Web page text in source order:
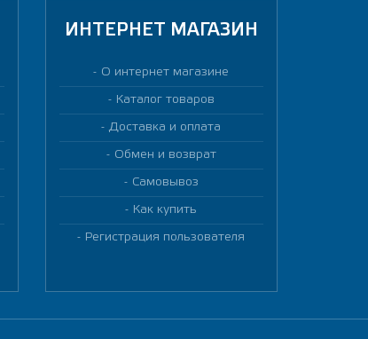
ИНТЕРНЕТ МАГАЗИН
О интернет магазине
Каталог товаров
Доставка и оплата
Обмен и возврат
Самовывоз
Как купить
Регистрация пользователя